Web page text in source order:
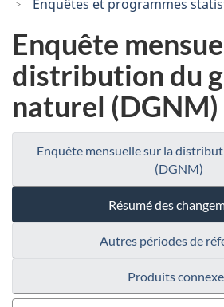
Enquêtes et programmes
Enquête
distribution du
naturel (DGNM)
Enquête mensuelle sur la
(DGNM)
Résumé des
Autres périodes de
Produits